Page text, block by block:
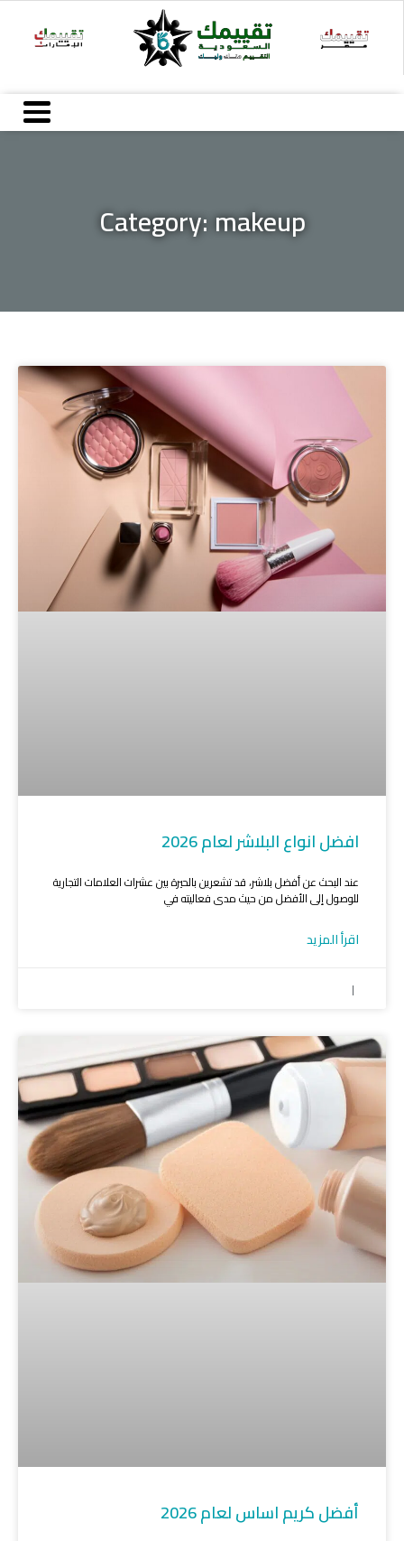
تخطي
المحتوى
Category: makeup
افضل انواع البلاشر لعام 2026
عند البحث عن أفضل بلاشر، قد تشعرين بالحيرة بين عشرات العلامات التجارية
للوصول إلى الأفضل من حيث مدى فعاليته في
اقرأ المزيد
أفضل كريم اساس لعام 2026